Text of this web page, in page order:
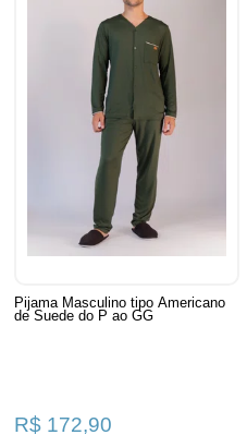
Pijama Masculino tipo Americano
de Suede do P ao GG
R$ 172,90